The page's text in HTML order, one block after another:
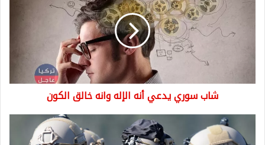
يدعي
وانه
شاب سوري يدعي أنه الإله وانه خالق الكون
الدفاع